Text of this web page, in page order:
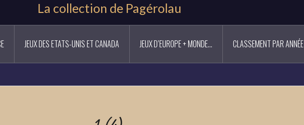
La collection de Pagérolau
JEUX DES ETATS-UNIS ET CANADA JEUX D’EUROPE + MONDE… CLASSEMENT PAR ANNÉE